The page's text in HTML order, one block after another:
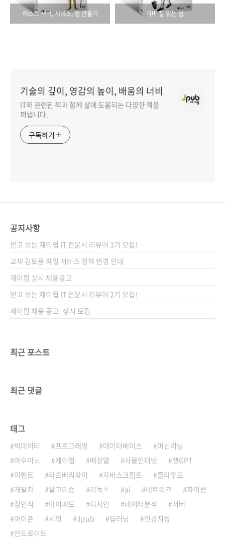
러스트 서버, 서비스, 앱 만들기 자바 잘 읽는 법
기술의 깊이, 영감의 높이, 배움의 너비
IT와 관련된 책과 함께 삶에 도움되는 다양한 책을
펴냅니다.
구독하기
공지사항
믿고 보는 제이펍 IT 전문서 리뷰어 3기 모집!
교재 검토용 파일 서비스 정책 변경 안내
제이펍 상시 채용공고
믿고 보는 제이펍 IT 전문서 리뷰어 2기 모집!
제이펍 채용 공고_상시 모집
최근 포스트
최근 댓글
태그
빅데이터 프로그래밍 데이터베이스
머신러닝
아두이노
제이펍 배장열 사물인터넷
챗GPT
이벤트
라즈베리파이 자바스크립트
클라우드
개발자
알고리즘 리눅스 ai 네트워크
파이썬
정인식
아이패드 디자인 데이터분석
서버
아이폰
서평 Jpub 딥러닝
인공지능
안드로이드